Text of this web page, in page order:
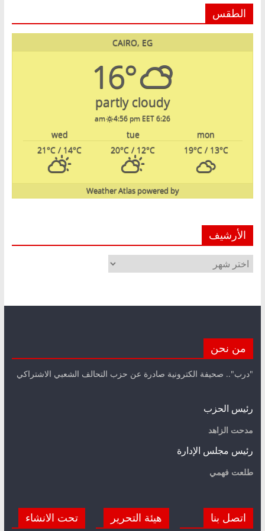
الطقس
CAIRO, EG
16°
partly cloudy
6:26 am
4:56 pm EET
mon
tue
wed
19°C/ 13°C
20°C / 12°C
21°C / 14°C
powered by
Weather Atlas
الأرشيف
الأرشيف
من نحن
"درب".. صحيفة الكترونية صادرة عن حزب التحالف الشعبي الاشتراكي
رئيس الحزب
مدحت الزاهد
رئيس مجلس الإدارة
طلعت فهمي
اتصل بنا هيئة التحرير تحت الانشاء